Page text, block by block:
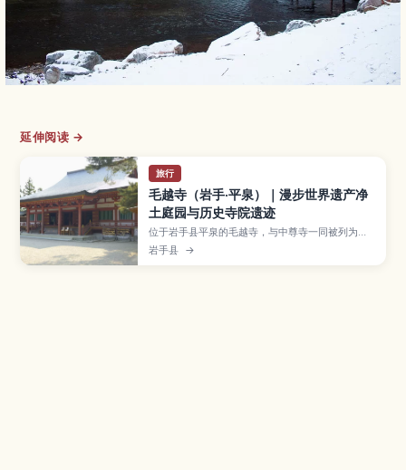
延伸阅读 →
旅行
毛越寺（岩手·平泉）｜漫步世界遗产净
土庭园与历史寺院遗迹
位于岩手县平泉的毛越寺，与中尊寺一同被列为世
界遗产，以再现极乐世界的净土庭园和广阔伽蓝遗
迹闻名。本文介绍池泉庭园与堂塔遗址的看点、奥
岩手县 →